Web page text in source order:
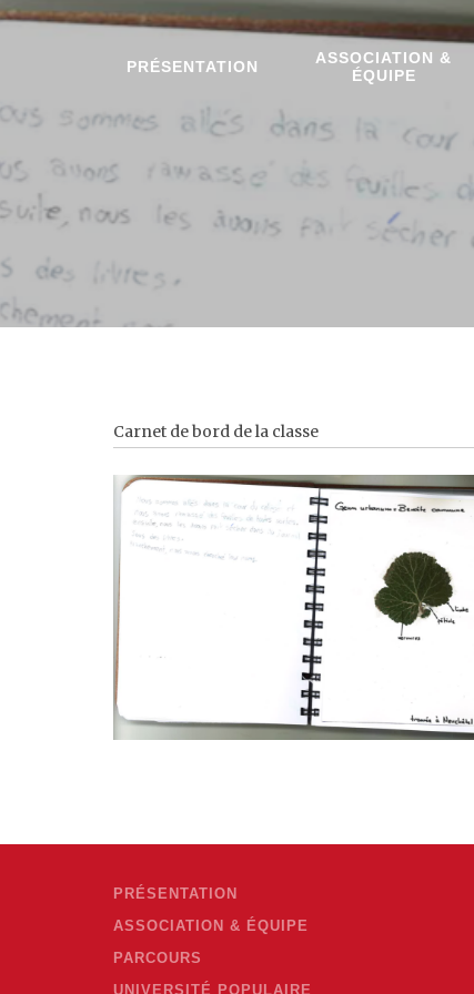
PRÉSENTATION
ASSOCIATION &
ÉQUIPE
Carnet de bord de la classe
PRÉSENTATION
ASSOCIATION & ÉQUIPE
PARCOURS
UNIVERSITÉ POPULAIRE